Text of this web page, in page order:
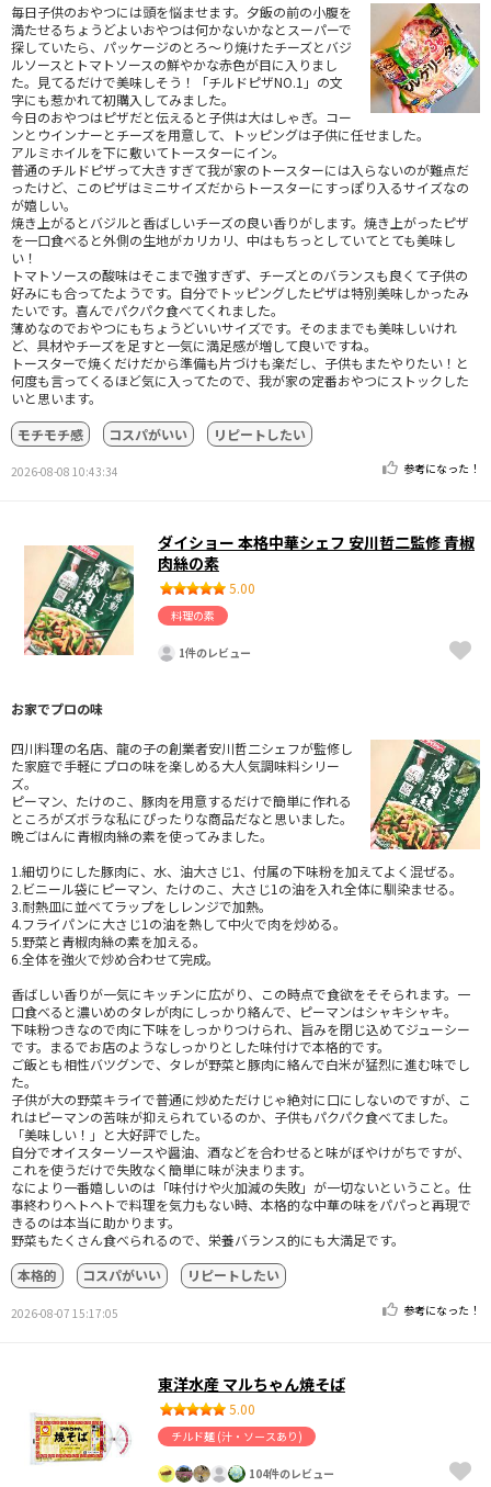
毎日子供のおやつには頭を悩ませます。夕飯の前の小腹を
満たせるちょうどよいおやつは何かないかなとスーパーで
探していたら、パッケージのとろ～り焼けたチーズとバジ
ルソースとトマトソースの鮮やかな赤色が目に入りまし
た。見てるだけで美味しそう！「チルドピザNO.1」の文
字にも惹かれて初購入してみました。
今日のおやつはピザだと伝えると子供は大はしゃぎ。コー
ンとウインナーとチーズを用意して、トッピングは子供に任せました。
アルミホイルを下に敷いてトースターにイン。
普通のチルドピザって大きすぎて我が家のトースターには入らないのが難点だ
ったけど、このピザはミニサイズだからトースターにすっぽり入るサイズなの
が嬉しい。
焼き上がるとバジルと香ばしいチーズの良い香りがします。焼き上がったピザ
を一口食べると外側の生地がカリカリ、中はもちっとしていてとても美味し
い！
トマトソースの酸味はそこまで強すぎず、チーズとのバランスも良くて子供の
好みにも合ってたようです。自分でトッピングしたピザは特別美味しかったみ
たいです。喜んでパクパク食べてくれました。
薄めなのでおやつにもちょうどいいサイズです。そのままでも美味しいけれ
ど、具材やチーズを足すと一気に満足感が増して良いですね。
トースターで焼くだけだから準備も片づけも楽だし、子供もまたやりたい！と
何度も言ってくるほど気に入ってたので、我が家の定番おやつにストックした
いと思います。
モチモチ感
コスパがいい リピートしたい
2026-08-08 10:43:34 参考になった！
ダイショー 本格中華シェフ 安川哲二監修 青椒
肉絲の素
5.00
料理の素
1件のレビュー
お家でプロの味
四川料理の名店、龍の子の創業者安川哲二シェフが監修し
た家庭で手軽にプロの味を楽しめる大人気調味料シリー
ズ。
ピーマン、たけのこ、豚肉を用意するだけで簡単に作れる
ところがズボラな私にぴったりな商品だなと思いました。
晩ごはんに青椒肉絲の素を使ってみました。
1.細切りにした豚肉に、水、油大さじ1、付属の下味粉を加えてよく混ぜる。
2.ビニール袋にピーマン、たけのこ、大さじ1の油を入れ全体に馴染ませる。
3.耐熱皿に並べてラップをしレンジで加熱。
4.フライパンに大さじ1の油を熱して中火で肉を炒める。
5.野菜と青椒肉絲の素を加える。
6.全体を強火で炒め合わせて完成。
香ばしい香りが一気にキッチンに広がり、この時点で食欲をそそられます。一
口食べると濃いめのタレが肉にしっかり絡んで、ピーマンはシャキシャキ。
下味粉つきなので肉に下味をしっかりつけられ、旨みを閉じ込めてジューシー
です。まるでお店のようなしっかりとした味付けで本格的です。
ご飯とも相性バツグンで、タレが野菜と豚肉に絡んで白米が猛烈に進む味でし
た。
子供が大の野菜キライで普通に炒めただけじゃ絶対に口にしないのですが、こ
れはピーマンの苦味が抑えられているのか、子供もパクパク食べてました。
「美味しい！」と大好評でした。
自分でオイスターソースや醤油、酒などを合わせると味がぼやけがちですが、
これを使うだけで失敗なく簡単に味が決まります。
なにより一番嬉しいのは「味付けや火加減の失敗」が一切ないということ。仕
事終わりヘトヘトで料理を気力もない時、本格的な中華の味をパパっと再現で
きるのは本当に助かります。
野菜もたくさん食べられるので、栄養バランス的にも大満足です。
本格的
コスパがいい リピートしたい
2026-08-07 15:17:05 参考になった！
東洋水産 マルちゃん焼そば
5.00
チルド麺 (汁・ソースあり)
104件のレビュー